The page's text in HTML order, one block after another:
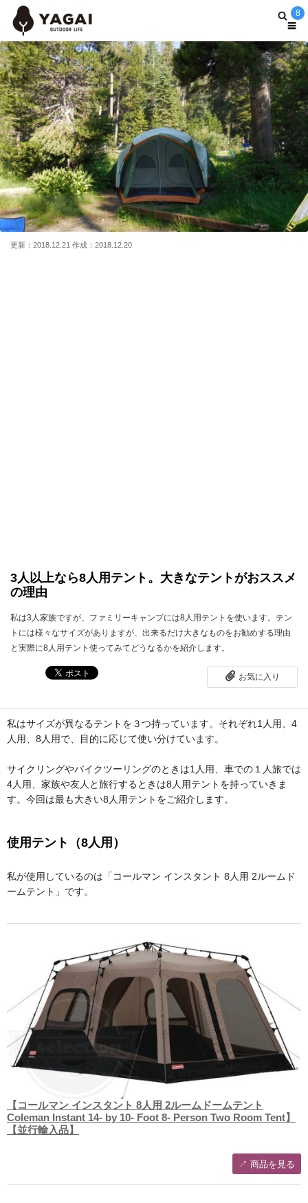
8
更新：2018.12.21 作成：2018.12.20
3人以上なら8人用テント。大きなテントがおススメ
の理由
私は3人家族ですが、ファミリーキャンプには8人用テントを使います。テン
トには様々なサイズがありますが、出来るだけ大きなものをお勧めする理由
と実際に8人用テント使ってみてどうなるかを紹介します。
お気に入り
私はサイズが異なるテントを３つ持っています。それぞれ1人用、4
人用、8人用で、目的に応じて使い分けています。
サイクリングやバイクツーリングのときは1人用、車での１人旅では
4人用、家族や友人と旅行するときは8人用テントを持っていきま
す。今回は最も大きい8人用テントをご紹介します。
使用テント（8人用）
私が使用しているのは「コールマン インスタント 8人用 2ルームド
ームテント」です。
【コールマン インスタント 8人用 2ルームドームテント
Coleman Instant 14- by 10- Foot 8- Person Two Room Tent】
【並行輸入品】
↗︎ 商品を見る